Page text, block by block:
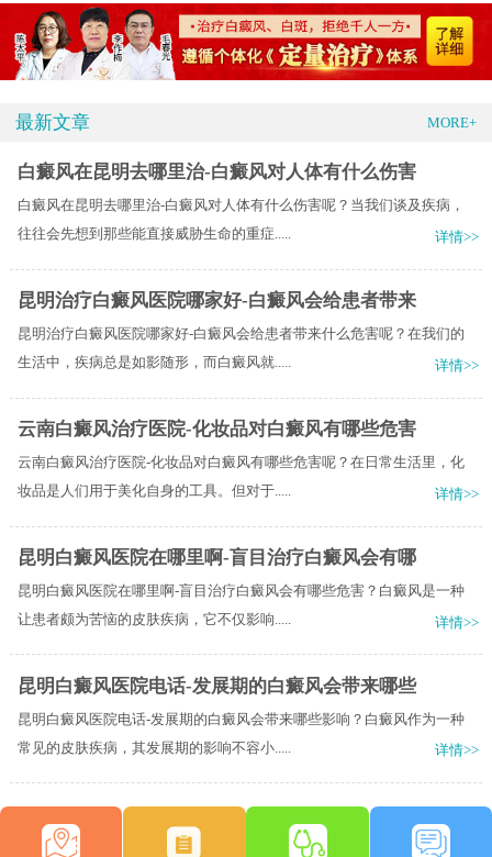
最新文章 MORE+
白癜风在昆明去哪里治-白癜风对人体有什么伤害
白癜风在昆明去哪里治-白癜风对人体有什么伤害呢？当我们谈及疾病，
往往会先想到那些能直接威胁生命的重症.....
详情>>
昆明治疗白癜风医院哪家好-白癜风会给患者带来
昆明治疗白癜风医院哪家好-白癜风会给患者带来什么危害呢？在我们的
生活中，疾病总是如影随形，而白癜风就.....
详情>>
云南白癜风治疗医院-化妆品对白癜风有哪些危害
云南白癜风治疗医院-化妆品对白癜风有哪些危害呢？在日常生活里，化
妆品是人们用于美化自身的工具。但对于.....
详情>>
昆明白癜风医院在哪里啊-盲目治疗白癜风会有哪
昆明白癜风医院在哪里啊-盲目治疗白癜风会有哪些危害？白癜风是一种
让患者颇为苦恼的皮肤疾病，它不仅影响.....
详情>>
昆明白癜风医院电话-发展期的白癜风会带来哪些
昆明白癜风医院电话-发展期的白癜风会带来哪些影响？白癜风作为一种
常见的皮肤疾病，其发展期的影响不容小.....
详情>>